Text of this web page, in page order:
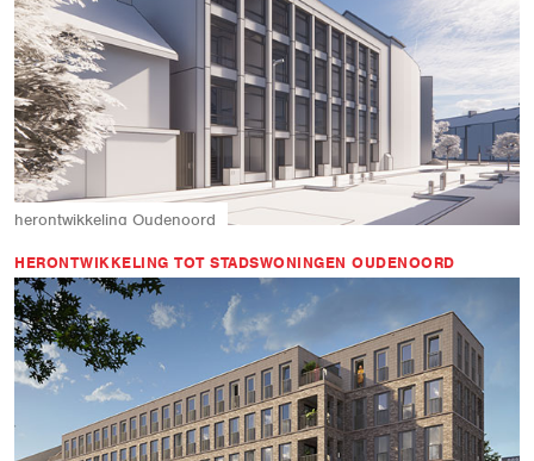
herontwikkeling Oudenoord
HERONTWIKKELING TOT STADSWONINGEN OUDENOORD